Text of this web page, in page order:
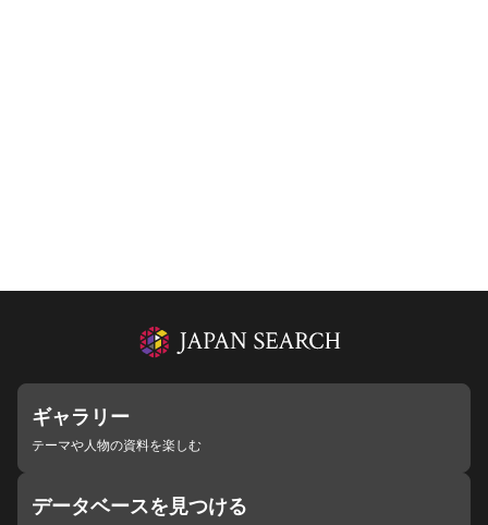
ギャラリー
テーマや人物の資料を楽しむ
データベースを見つける